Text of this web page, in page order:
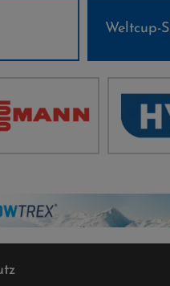
Weltcup-Sponsoren Damen